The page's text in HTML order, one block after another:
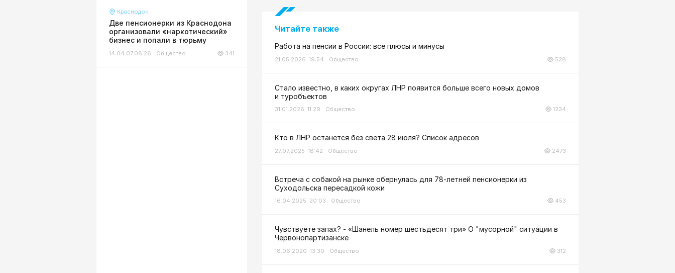
Краснодон
Две пенсионерки из Краснодона
организовали «наркотический»
бизнес и попали в тюрьму
14:04 07.08.26 Общество 341
Читайте также
Работа на пенсии в России: все плюсы и минусы
21.05.2026 19:54 Общество 528
Стало известно, в каких округах ЛНР появится больше всего новых домов
и туробъектов
31.01.2026 11:29 Общество 1234
Кто в ЛНР останется без света 28 июля? Список адресов
27.07.2025 18:42 Общество 2473
Встреча с собакой на рынке обернулась для 78-летней пенсионерки из
Суходольска пересадкой кожи
16.04.2025 20:03 Общество 453
Чувствуете запах? - «Шанель номер шестьдесят три» О "мусорной" ситуации в
Червонопартизанске
18.06.2020 13:30 Общество 312